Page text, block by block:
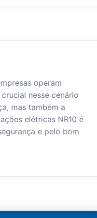
operam
nesse cenário
mas também a
elétricas NR10 é
e pelo bom